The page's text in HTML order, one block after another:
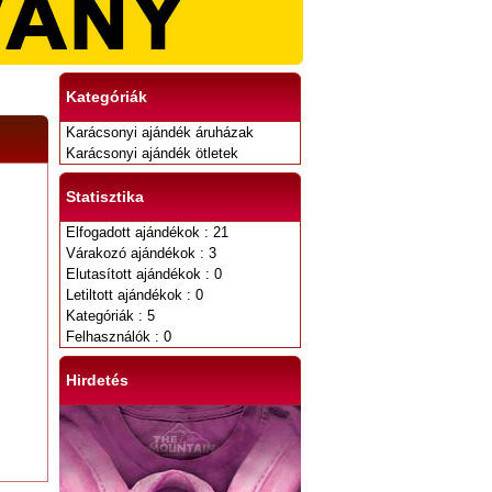
Kategóriák
Karácsonyi ajándék áruházak
Karácsonyi ajándék ötletek
Statisztika
Elfogadott ajándékok : 21
Várakozó ajándékok : 3
Elutasított ajándékok : 0
Letiltott ajándékok : 0
Kategóriák : 5
Felhasználók : 0
Hirdetés